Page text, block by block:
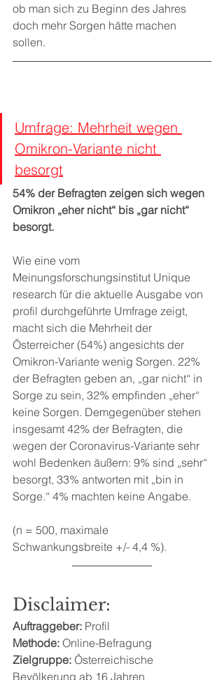
ob man sich zu Beginn des Jahres
doch mehr Sorgen hätte machen
sollen.
Umfrage: Mehrheit wegen
Omikron-Variante nicht
besorgt
54% der Befragten zeigen sich wegen
Omikron „eher nicht“ bis „gar nicht“
besorgt.
Wie eine vom
Meinungsforschungsinstitut Unique
research für die aktuelle Ausgabe von
profil durchgeführte Umfrage zeigt,
macht sich die Mehrheit der
Österreicher (54%) angesichts der
Omikron-Variante wenig Sorgen. 22%
der Befragten geben an, „gar nicht“ in
Sorge zu sein, 32% empfinden „eher“
keine Sorgen. Demgegenüber stehen
insgesamt 42% der Befragten, die
wegen der Coronavirus-Variante sehr
wohl Bedenken äußern: 9% sind „sehr“
besorgt, 33% antworten mit „bin in
Sorge.“ 4% machten keine Angabe.
(n = 500, maximale
Schwankungsbreite +/- 4,4 %).
Disclaimer:
Auftraggeber: Profil
Methode: Online-Befragung
Zielgruppe: Österreichische
Bevölkerung ab 16 Jahren